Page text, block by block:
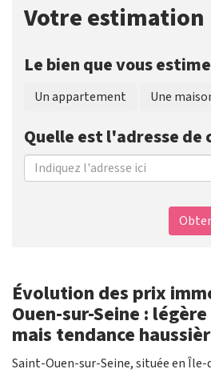
Votre estimation
Le bien que vous
Un appartement Une
Quelle est l'adresse de
Évolution des prix
Ouen-sur-Seine :
mais tendance
Saint-Ouen-sur-Seine, située en Île-